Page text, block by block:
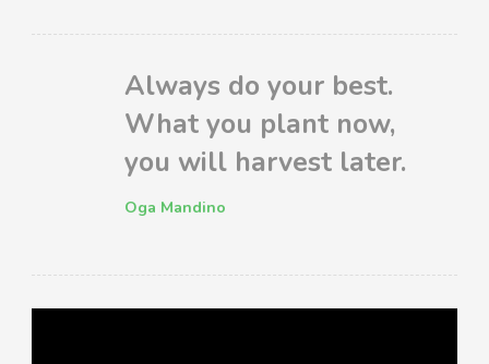
Always do your best.
What you plant now,
you will harvest later.
Oga Mandino